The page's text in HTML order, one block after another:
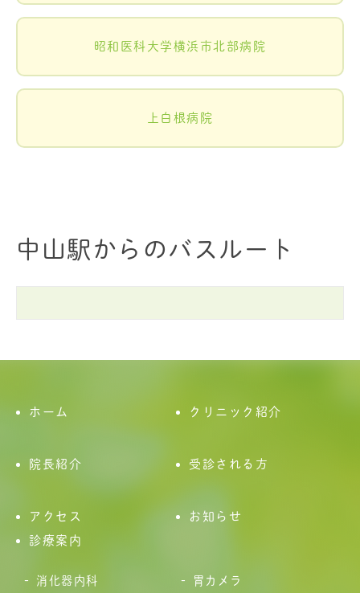
昭和医科大学横浜市北部病院
上白根病院
中山駅からのバスルート
ホーム クリニック紹介
院長紹介 受診される方
アクセス
お知らせ
診療案内
消化器内科 胃カメラ